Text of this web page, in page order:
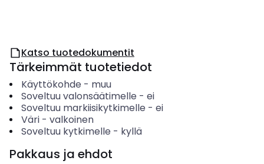
Katso tuotedokumentit
Tärkeimmät tuotetiedot
Käyttökohde - muu
Soveltuu valonsäätimelle - ei
Soveltuu markiisikytkimelle - ei
Väri- valkoinen
Soveltuu kytkimelle - kyllä
Pakkaus ja ehdot